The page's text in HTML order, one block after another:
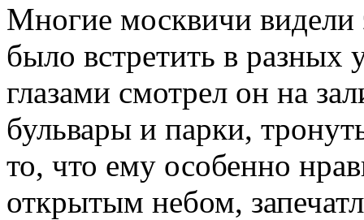
Многие москвичи видели
было встретить в
глазами смотрел он на
бульвары и парки,
то, что ему особенно
открытым небом,